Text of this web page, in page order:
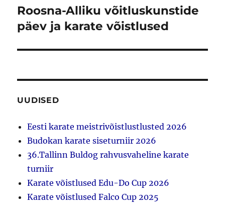
Järgmine
postitus:
Roosna-Alliku võitluskunstide
päev ja karate võistlused
UUDISED
Eesti karate meistrivõistlustlusted 2026
Budokan karate siseturniir 2026
36.Tallinn Buldog rahvusvaheline karate
turniir
Karate võistlused Edu-Do Cup 2026
Karate võistlused Falco Cup 2025